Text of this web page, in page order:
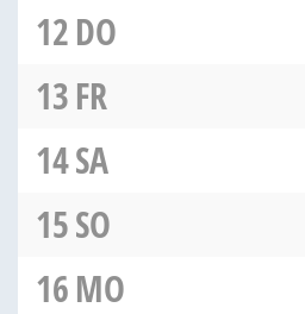
12DO
13FR
14SA
15SO
16MO